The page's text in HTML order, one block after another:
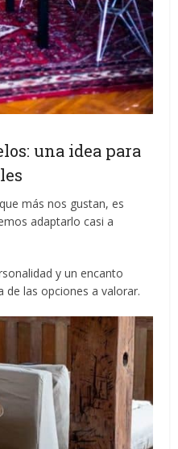
una idea para
más nos gustan, es
adaptarlo casi a
y un encanto
de las opciones a valorar.